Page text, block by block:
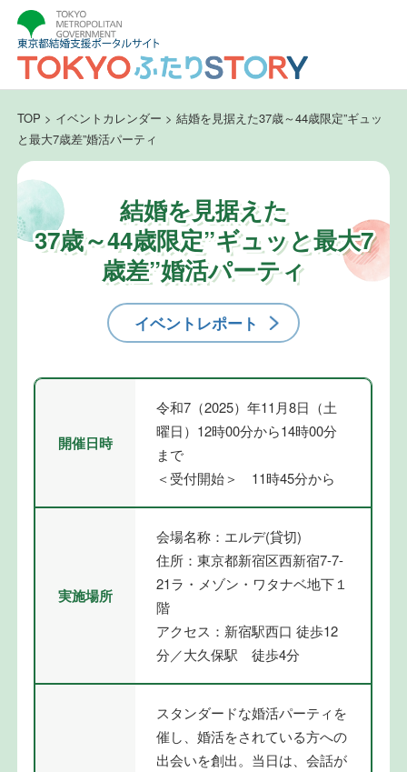
TOP > イベントカレンダー > 結婚を見据えた37歳～44歳限定”ギュッ
と最大7歳差”婚活パーティ
結婚を見据えた
37歳～44歳限定”ギュッと最大7
歳差”婚活パーティ
イベントレポート
開催日時
令和7（2025）年11月8日（土
曜日）12時00分から14時00分
まで
＜受付開始＞ 11時45分から
実施場所
会場名称：エルデ(貸切)
住所：東京都新宿区西新宿7-7-
21ラ・メゾン・ワタナベ地下１
階
アクセス：新宿駅西口 徒歩12
分／大久保駅 徒歩4分
スタンダードな婚活パーティを
催し、婚活をされている方への
出会いを創出。当日は、会話が